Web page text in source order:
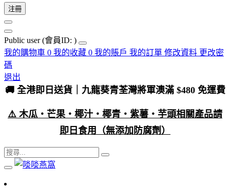
注冊
Public user (會員ID: )
我的購物車 0 我的收藏 0 我的賬戶 我的訂單 修改資料 更改密
碼
退出
🚚 全港即日送貨｜九龍葵青荃灣將軍澳滿 $480 免運費
⚠️ 木瓜・芒果・椰汁・椰青・紫薯・芋頭相關產品請
即日食用（無添加防腐劑）